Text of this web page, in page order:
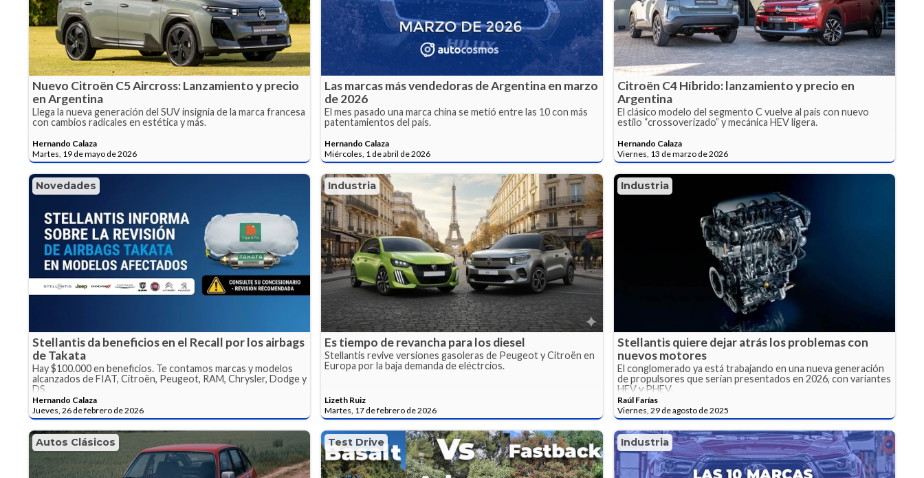
Nuevo Citroën C5 Aircross: Lanzamiento y precio
en Argentina
Llega la nueva generación del SUV insignia de la marca francesa
con cambios radicales en estética y más.
Hernando Calaza
Martes, 19 de mayo de 2026
Las marcas más vendedoras de Argentina en marzo
de 2026
El mes pasado una marca china se metió entre las 10 con más
patentamientos del país.
Hernando Calaza
Miércoles, 1 de abril de 2026
Citroën C4 Híbrido: lanzamiento y precio en
Argentina
El clásico modelo del segmento C vuelve al país con nuevo
estilo “crossoverizado” y mecánica HEV ligera.
Hernando Calaza
Viernes, 13 de marzo de 2026
Novedades
Stellantis da beneficios en el Recall por los airbags
de Takata
Hay $100.000 en beneficios. Te contamos marcas y modelos
alcanzados de FIAT, Citroën, Peugeot, RAM, Chrysler, Dodge y
DS.
Hernando Calaza
Jueves, 26 de febrero de 2026
Industria
Es tiempo de revancha para los diesel
Stellantis revive versiones gasoleras de Peugeot y Citroën en
Europa por la baja demanda de eléctrcios.
Lizeth Ruiz
Martes, 17 de febrero de 2026
Industria
Stellantis quiere dejar atrás los problemas con
nuevos motores
El conglomerado ya está trabajando en una nueva generación
de propulsores que serían presentados en 2026, con variantes
HEV y PHEV.
Raúl Farías
Viernes, 29 de agosto de 2025
Autos Clásicos Test Drive Industria